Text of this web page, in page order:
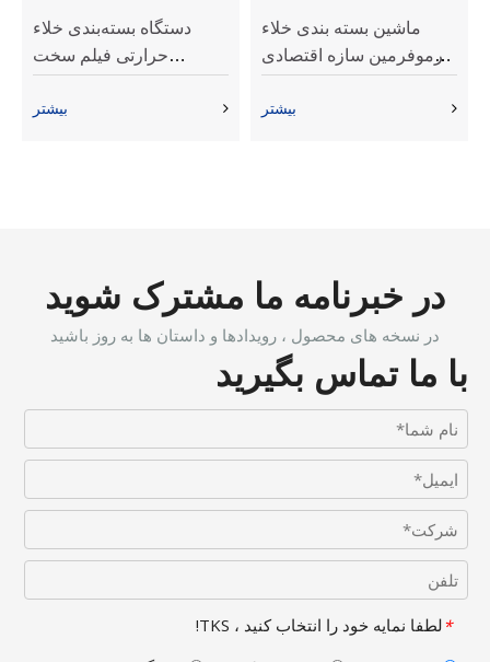
دستگاه بسته‌بندی خلاء
حرارتی فیلم سخت
برای غذای آماده گوشت
بیشتر
ماشین بسته بندی خلاء
ترموفرمین سازه اقتصادی
بیشتر
در خبرنامه ما مشترک شوید
در نسخه های محصول ، رویدادها و داستان ها به روز باشید
با ما تماس بگیرید
*لطفا نمایه خود را انتخاب کنید ، TKS!